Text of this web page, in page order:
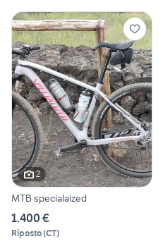
2
MTB specialaized
1.400 €
Riposto(CT)